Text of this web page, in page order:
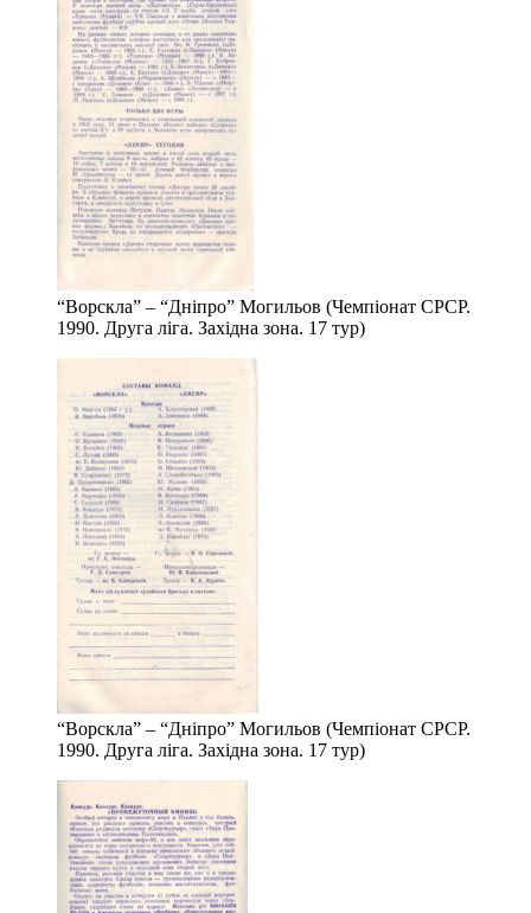
“Ворскла” – “Дніпро” Могильов (Чемпіонат СРСР.
1990. Друга ліга. Західна зона. 17 тур)
“Ворскла” – “Дніпро” Могильов (Чемпіонат СРСР.
1990. Друга ліга. Західна зона. 17 тур)